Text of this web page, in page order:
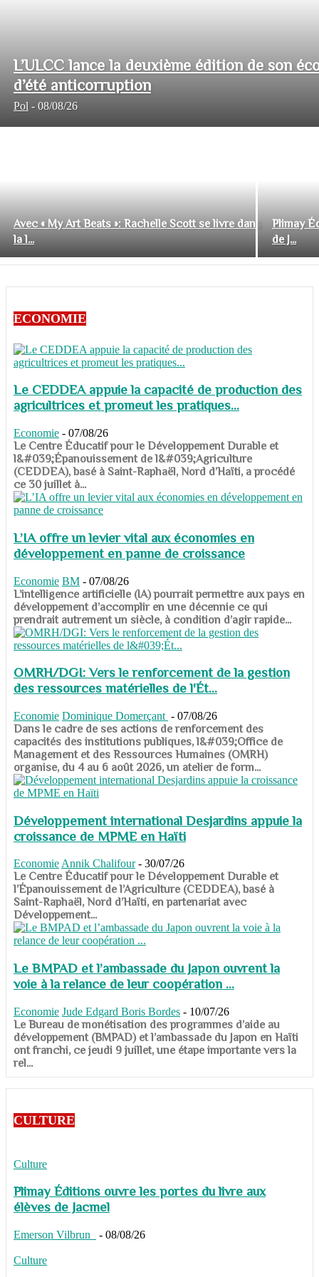
L’ULCC lance la deuxième édition de son
d’été anticorruption
Pol - 08/08/26
Avec « My Art Beats »: Rachelle Scott se livre dans
la l...
Plimay
de J...
ECONOMIE
Le CEDDEA appuie la capacité de production des
agricultrices et promeut les pratiques...
Economie - 07/08/26
​​​​​​​Le Centre Éducatif pour le Développement Durable et
l&#039;Épanouissement de l&#039;Agriculture
(CEDDEA), basé à Saint-Raphaël, Nord d’Haïti, a procédé
ce 30 juillet à...
L’IA offre un levier vital aux économies en
développement en panne de croissance
Economie BM - 07/08/26
​​​​​​​L’intelligence artificielle (IA) pourrait permettre aux pays en
développement d’accomplir en une décennie ce qui
prendrait autrement un siècle, à condition d’agir rapide...
OMRH/DGI: Vers le renforcement de la gestion
des ressources matérielles de l'Ét...
Economie Dominique Domerçant - 07/08/26
Dans le cadre de ses actions de renforcement des
capacités des institutions publiques, l&#039;Office de
Management et des Ressources Humaines (OMRH)
organise, du 4 au 6 août 2026, un atelier de form...
Développement international Desjardins appuie la
croissance de MPME en Haïti
Economie Annik Chalifour - 30/07/26
​​​​​​​Le Centre Éducatif pour le Développement Durable et
l’Épanouissement de l’Agriculture (CEDDEA), basé à
Saint-Raphaël, Nord d’Haïti, en partenariat avec
Développement...
Le BMPAD et l’ambassade du Japon ouvrent la
voie à la relance de leur coopération ...
Economie Jude Edgard Boris Bordes - 10/07/26
​​​​​​​Le Bureau de monétisation des programmes d’aide au
développement (BMPAD) et l’ambassade du Japon en Haïti
ont franchi, ce jeudi 9 juillet, une étape importante vers la
rel...
CULTURE
Culture
Plimay Éditions ouvre les portes du livre aux
élèves de Jacmel
Emerson Vilbrun - 08/08/26
Culture